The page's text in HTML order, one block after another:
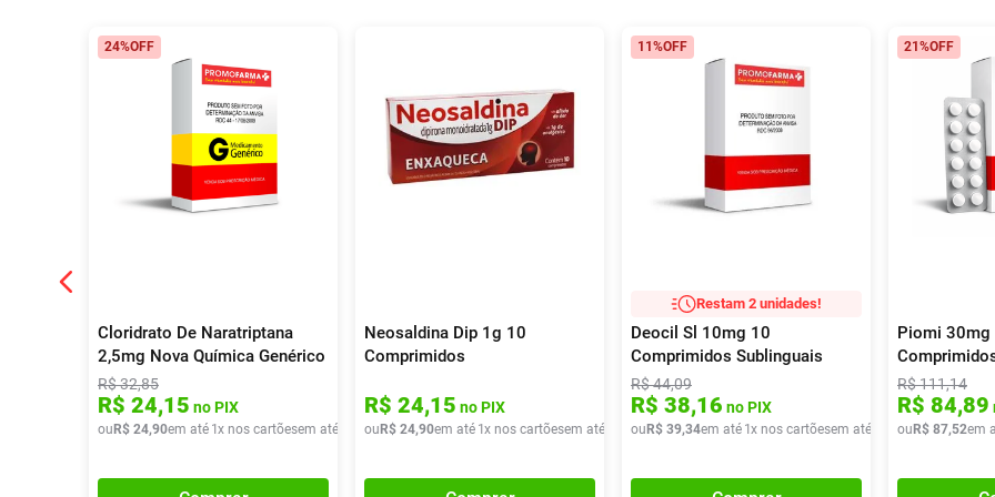
24%OFF
Cloridrato De Naratriptana
2,5mg Nova Química Genérico
8 Comprimidos
R$32,85
R$ 24,15 no PIX
ouR$ 24,90em até 1x nos cartõesem até x deR$ 24,90
Neosaldina Dip 1g 10
Comprimidos
R$ 24,15 no PIX
ouR$ 24,90em até 1x nos cartõesem até x deR$ 24,90
11%OFF
Restam 2 unidades!
Deocil Sl 10mg 10
Comprimidos Sublinguais
R$44,09
R$ 38,16 no PIX
ouR$ 39,34em até 1x nos cartõesem até x deR$ 39,34
21%OFF
Piomi 30mg
R$111,14
R$ 84,89
ouR$ 87,52em